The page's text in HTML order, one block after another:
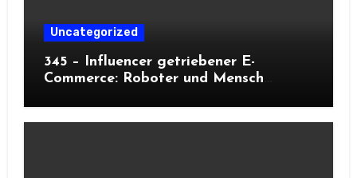
Uncategorized
345 – Influencer getriebener E-
Commerce: Roboter und Mensch